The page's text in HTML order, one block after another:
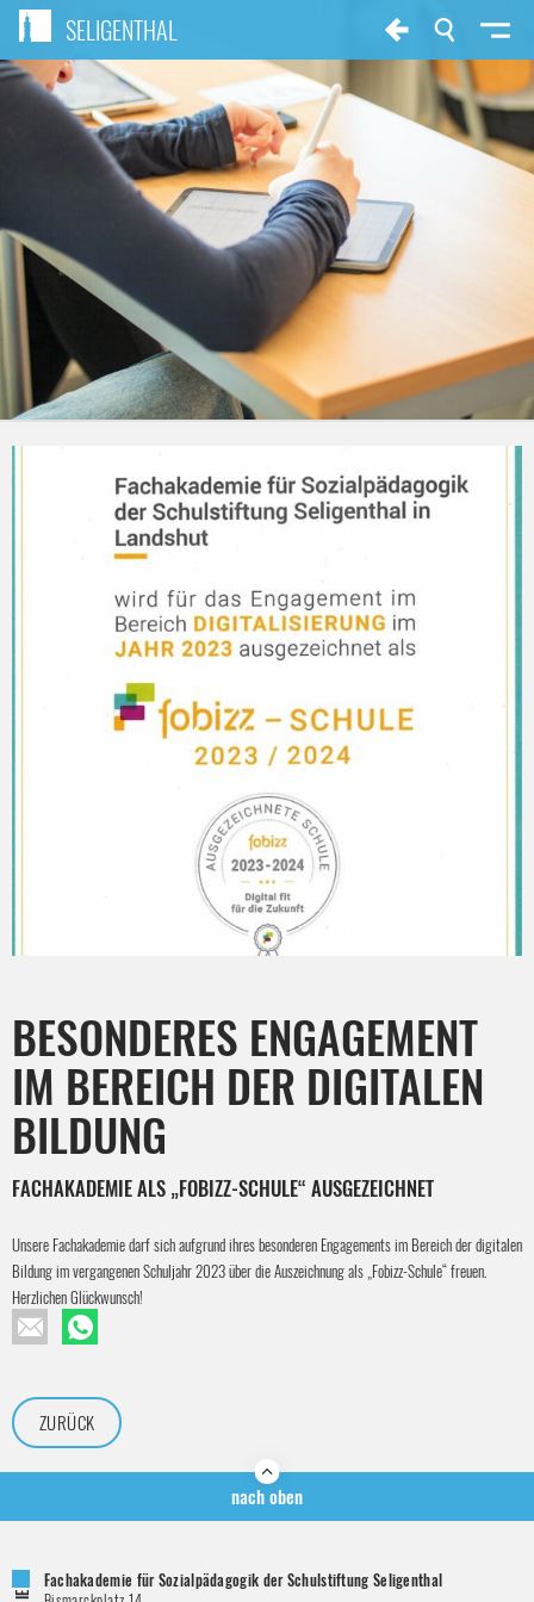
BESONDERES ENGAGEMENT
IM BEREICH DER DIGITALEN
BILDUNG
FACHAKADEMIE ALS „FOBIZZ-SCHULE“ AUSGEZEICHNET
Unsere Fachakademie darf sich aufgrund ihres besonderen Engagements im Bereich der digitalen
Bildung im vergangenen Schuljahr 2023 über die Auszeichnung als „Fobizz-Schule“ freuen.
Herzlichen Glückwunsch!
ZURÜCK
nach oben
Fachakademie für Sozialpädagogik der Schulstiftung Seligenthal
SELIGENTHAL